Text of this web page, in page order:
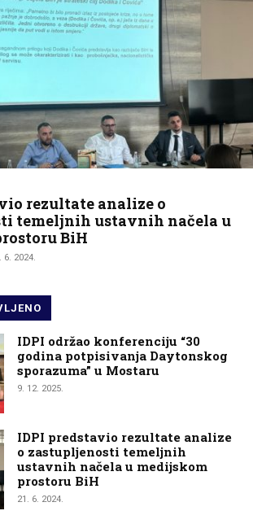
rezultate analize o
temeljnih ustavnih načela u
BiH
6. 2024.
IDPI održao konferenciju “30
godina potpisivanja Daytonskog
sporazuma” u Mostaru
9. 12. 2025.
IDPI predstavio rezultate analize
o zastupljenosti temeljnih
ustavnih načela u medijskom
prostoru BiH
21. 6. 2024.